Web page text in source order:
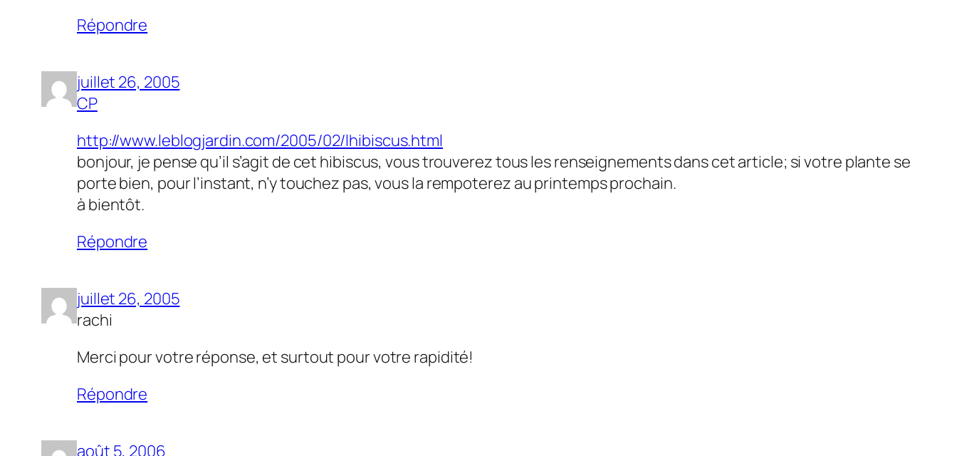
Répondre
juillet 26, 2005
CP
http://www.leblogjardin.com/2005/02/lhibiscus.html
bonjour, je pense qu’il s’agit de cet hibiscus, vous trouverez tous les renseignements dans cet article; si votre plante se
porte bien, pour l’instant, n’y touchez pas, vous la rempoterez au printemps prochain.
à bientôt.
Répondre
juillet 26, 2005
rachi
Merci pour votre réponse, et surtout pour votre rapidité!
Répondre
août 5, 2006